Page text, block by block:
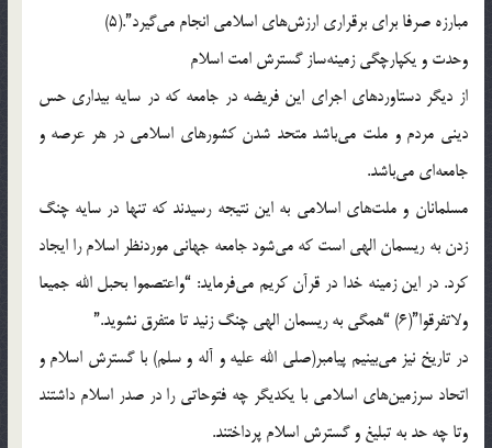
مبارزه صرفا براى برقرارى ارزش‌هاى اسلامى انجام مى‌گيرد”.(5)
وحدت و يکپارچگى زمينه‌ساز گسترش امت اسلام
از ديگر دستاوردهاى اجراى اين فريضه در جامعه که در سايه بيدارى حس
دينى مردم و ملت مى‌باشد متحد شدن کشورهاى اسلامى در هر عرصه و
جامعه‌اى مى‌باشد.
مسلمانان و ملت‌هاى اسلامى به اين نتيجه رسيدند که تنها در سايه چنگ
زدن به ريسمان الهى است که مى‌شود جامعه جهانى موردنظر اسلام را ايجاد
کرد. در اين زمينه خدا در قرآن کريم مى‌فرمايد: “واعتصموا بحبل الله جميعا
ولاتفرقوا”(6) “همگى به ريسمان الهى چنگ زنيد تا متفرق نشويد.”
در تاريخ نيز مى‌بينيم پيامبر(صلى الله عليه و آله و سلم) با گسترش اسلام و
اتحاد سرزمين‌هاى اسلامى با يکديگر چه فتوحاتى را در صدر اسلام داشتند
وتا چه حد به تبليغ و گسترش اسلام پرداختند.